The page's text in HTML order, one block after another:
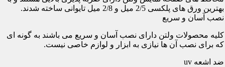
بهترین ورق های پلکسی 2/5 میل و 2/8 میل تایوانی ساخته شدند.
نصب آسان و سریع
کلیه محصولات ولتن دارای نصب آسان و سریع می باشند به گونه ای
که برای نصب آن ها نیازی به ابزار و لوازم خاصی نیست.
ضد اشعه uv